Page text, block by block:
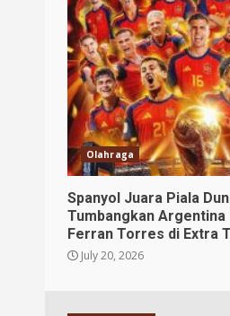
Olahraga
Spanyol Juara Piala
Tumbangkan Argentina
Ferran Torres di Extra
July 20, 2026